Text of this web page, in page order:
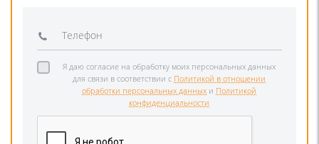
Я даю согласие на обработку моих персональных данных
для связи в соответствии с Политикой в отношении
обработки персональных данных и Политикой
конфиденциальности